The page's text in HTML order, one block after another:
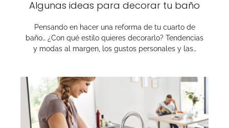
Algunas ideas para decorar tu baño
Pensando en hacer una reforma de tu cuarto de
baño… ¿Con qué estilo quieres decorarlo? Tendencias
y modas al margen, los gustos personales y las…